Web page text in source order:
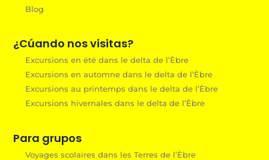
Blog
¿Cúando nos visitas?
Excursions en été dans le delta de l’Èbre
Excursions en automne dans le delta de l’Èbre
Excursions au printemps dans le delta de l’Èbre
Excursions hivernales dans le delta de l’Èbre
Para grupos
Voyages scolaires dans les Terres de l’Èbre